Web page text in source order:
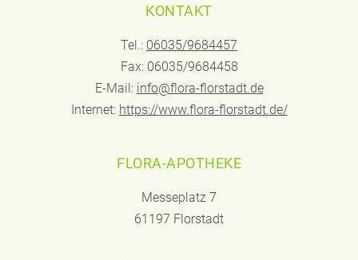
KONTAKT
Tel.: 06035/9684457
Fax: 06035/9684458
E-Mail: info@flora-florstadt.de
Internet: https://www.flora-florstadt.de/
FLORA-APOTHEKE
Messeplatz 7
61197 Florstadt